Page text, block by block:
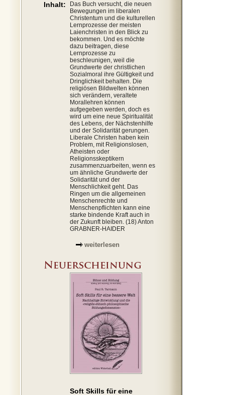
Inhalt:
Das Buch versucht, die neuen
Bewegungen im liberalen
Christentum und die kulturellen
Lernprozesse der meisten
Laienchristen in den Blick zu
bekommen. Und es möchte
dazu beitragen, diese
Lernprozesse zu
beschleunigen, weil die
Grundwerte der christlichen
Sozialmoral ihre Gültigkeit und
Dringlichkeit behalten. Die
religiösen Bildwelten können
sich verändern, veraltete
Morallehren können
aufgegeben werden, doch es
wird um eine neue Spiritualität
des Lebens, der Nächstenhilfe
und der Solidarität gerungen.
Liberale Christen haben kein
Problem, mit Religionslosen,
Atheisten oder
Religionsskeptikern
zusammenzuarbeiten, wenn es
um ähnliche Grundwerte der
Solidarität und der
Menschlichkeit geht. Das
Ringen um die allgemeinen
Menschenrechte und
Menschenpflichten kann eine
starke bindende Kraft auch in
der Zukunft bleiben. (18) Anton
GRABNER-HAIDER
weiterlesen
Soft Skills für eine